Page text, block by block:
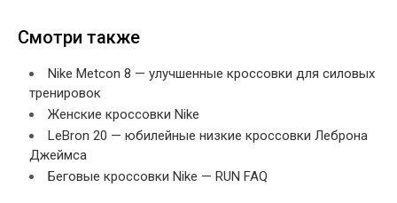
Смотри также
Nike Metcon 8 — улучшенные кроссовки для силовых
тренировок
Женские кроссовки Nike
LeBron 20 — юбилейные низкие кроссовки Леброна
Джеймса
Беговые кроссовки Nike — RUN FAQ